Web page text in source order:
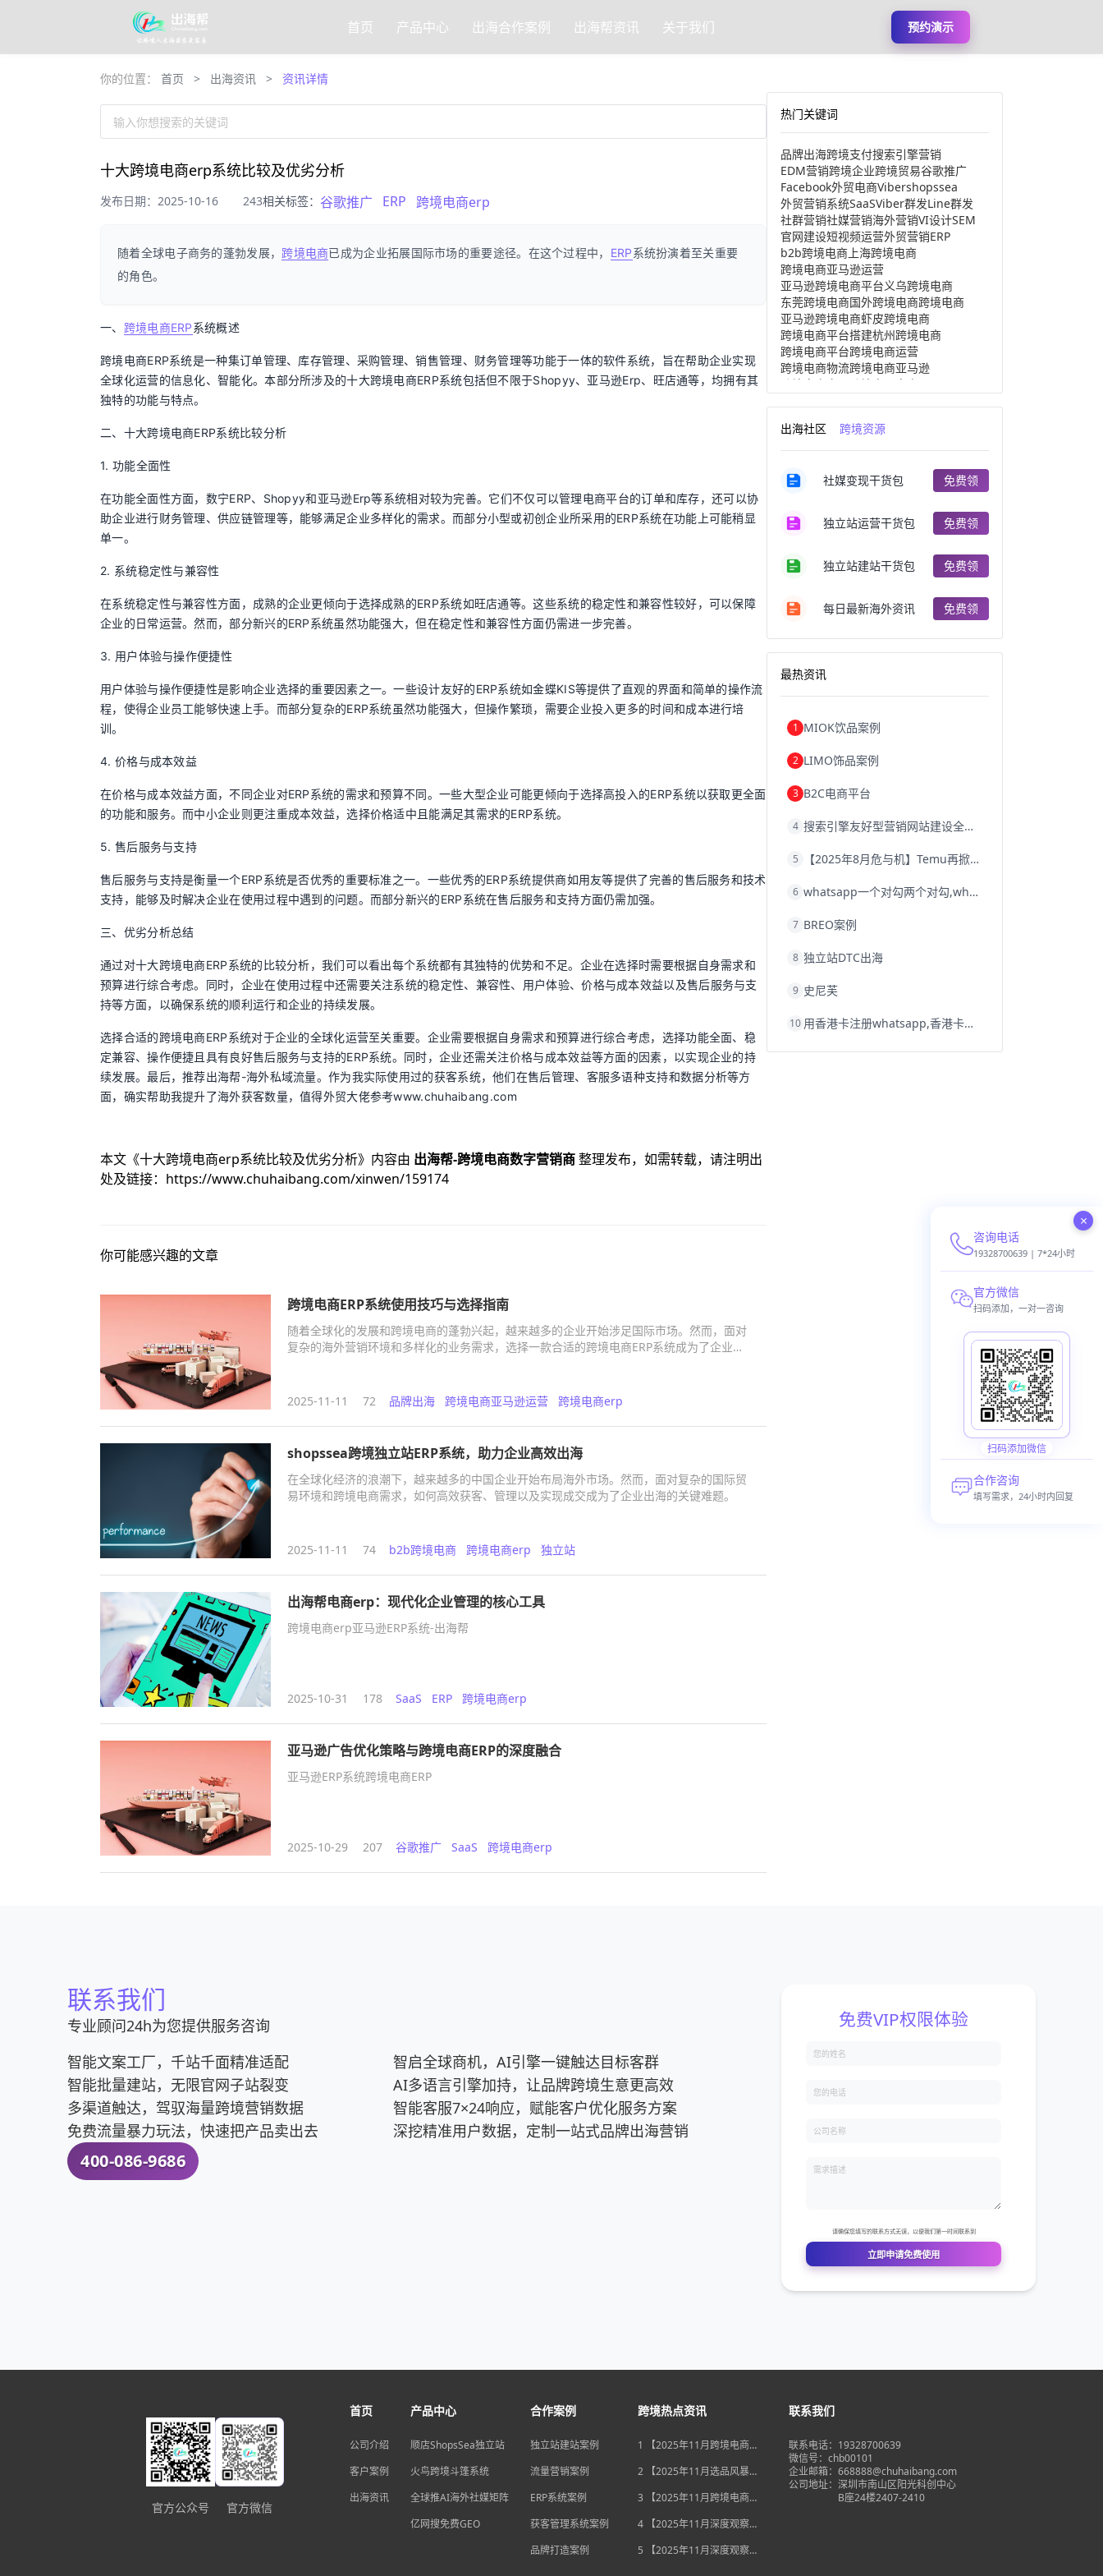
首页 产品中心 出海合作案例 出海帮资讯 关于我们 预约演示
你的位置： 首页 > 出海资讯 > 资讯详情
输入你想搜索的关键词
十大跨境电商erp系统比较及优劣分析
发布日期：2025-10-16 243相关标签： 谷歌推广 ERP 跨境电商erp
随着全球电子商务的蓬勃发展， 跨境电商已成为企业拓展国际市场的重要途径。在这个过程中， ERP系统扮演着至关重要
的角色。
一、 跨境电商ERP系统概述
跨境电商ERP系统是一种集订单管理、库存管理、采购管理、销售管理、财务管理等功能于一体的软件系统，旨在帮助企业实现
全球化运营的信息化、智能化。本部分所涉及的十大跨境电商ERP系统包括但不限于Shopyy、亚马逊Erp、旺店通等，均拥有其
独特的功能与特点。
二、十大跨境电商ERP系统比较分析
1. 功能全面性
在功能全面性方面，数宁ERP、Shopyy和亚马逊Erp等系统相对较为完善。它们不仅可以管理电商平台的订单和库存，还可以协
助企业进行财务管理、供应链管理等，能够满足企业多样化的需求。而部分小型或初创企业所采用的ERP系统在功能上可能稍显
单一。
2. 系统稳定性与兼容性
在系统稳定性与兼容性方面，成熟的企业更倾向于选择成熟的ERP系统如旺店通等。这些系统的稳定性和兼容性较好，可以保障
企业的日常运营。然而，部分新兴的ERP系统虽然功能强大，但在稳定性和兼容性方面仍需进一步完善。
3. 用户体验与操作便捷性
用户体验与操作便捷性是影响企业选择的重要因素之一。一些设计友好的ERP系统如金蝶KIS等提供了直观的界面和简单的操作流
程，使得企业员工能够快速上手。而部分复杂的ERP系统虽然功能强大，但操作繁琐，需要企业投入更多的时间和成本进行培
训。
4. 价格与成本效益
在价格与成本效益方面，不同企业对ERP系统的需求和预算不同。一些大型企业可能更倾向于选择高投入的ERP系统以获取更全面
的功能和服务。而中小企业则更注重成本效益，选择价格适中且能满足其需求的ERP系统。
5. 售后服务与支持
售后服务与支持是衡量一个ERP系统是否优秀的重要标准之一。一些优秀的ERP系统提供商如用友等提供了完善的售后服务和技术
支持，能够及时解决企业在使用过程中遇到的问题。而部分新兴的ERP系统在售后服务和支持方面仍需加强。
三、优劣分析总结
通过对十大跨境电商ERP系统的比较分析，我们可以看出每个系统都有其独特的优势和不足。企业在选择时需要根据自身需求和
预算进行综合考虑。同时，企业在使用过程中还需要关注系统的稳定性、兼容性、用户体验、价格与成本效益以及售后服务与支
持等方面，以确保系统的顺利运行和企业的持续发展。
选择合适的跨境电商ERP系统对于企业的全球化运营至关重要。企业需要根据自身需求和预算进行综合考虑，选择功能全面、稳
定兼容、操作便捷且具有良好售后服务与支持的ERP系统。同时，企业还需关注价格与成本效益等方面的因素，以实现企业的持
续发展。最后，推荐出海帮-海外私域流量。作为我实际使用过的获客系统，他们在售后管理、客服多语种支持和数据分析等方
面，确实帮助我提升了海外获客数量，值得外贸大佬参考www.chuhaibang.com
本文《十大跨境电商erp系统比较及优劣分析》内容由 出海帮-跨境电商数字营销商整理发布，如需转载，请注明出
处及链接： https://www.chuhaibang.com/xinwen/159174
你可能感兴趣的文章
跨境电商ERP系统使用技巧与选择指南
随着全球化的发展和跨境电商的蓬勃兴起，越来越多的企业开始涉足国际市场。然而，面对
复杂的海外营销环境和多样化的业务需求，选择一款合适的跨境电商ERP系统成为了企业成
2025-11-11 72 品牌出海 跨境电商亚马逊运营 跨境电商erp
shopssea跨境独立站ERP系统，助力企业高效出海
在全球化经济的浪潮下，越来越多的中国企业开始布局海外市场。然而，面对复杂的国际贸
易环境和跨境电商需求，如何高效获客、管理以及实现成交成为了企业出海的关键难题。
2025-11-11 74 b2b跨境电商 跨境电商erp 独立站
出海帮电商erp：现代化企业管理的核心工具
跨境电商erp亚马逊ERP系统-出海帮
2025-10-31 178 SaaS ERP 跨境电商erp
亚马逊广告优化策略与跨境电商ERP的深度融合
亚马逊ERP系统跨境电商ERP
2025-10-29 207 谷歌推广 SaaS 跨境电商erp
热门关键词
品牌出海跨境支付搜索引擎营销
EDM营销跨境企业跨境贸易谷歌推广
Facebook外贸电商Vibershopssea
外贸营销系统SaaSViber群发Line群发
社群营销社媒营销海外营销VI设计SEM
官网建设短视频运营外贸营销ERP
b2b跨境电商 上海跨境电商
跨境电商亚马逊运营
亚马逊跨境电商平台义乌跨境电商
东莞跨境电商国外跨境电商跨境电商
亚马逊跨境电商虾皮跨境电商
跨境电商平台搭建杭州跨境电商
跨境电商平台跨境电商运营
跨境电商物流跨境电商亚马逊
跨境电商产品
跨境出口电商
跨境电商分析进口跨境电商
跨境电商服务广州跨境电商
跨境电商注册跨境电商开店
跨境电商商品个人跨境电商
跨境电商案例国内跨境电商
郑州跨境电商跨境电商趋势
阿里跨境电商
跨境电商费用美国跨境电商
跨境电商教程
独立站跨境电商跨境电商独立站
跨境电商erp西安跨境电商
沈阳跨境电商跨境电商服务平台
跨境电商网店跨境电商物流模式
跨境电商结算浙江跨境电商
跨境电商优势跨境电商的优势seo运营
whatsapp群发
出海社区 跨境资源
社媒变现干货包 免费领
独立站运营干货包 免费领
独立站建站干货包 免费领
每日最新海外资讯 免费领
最热资讯
1 MIOK饮品案例
2 LIMO饰品案例
3 B2C电商平台
4 搜索引擎友好型营销网站建设全攻略
5 【2025年8月危与机】Temu再掀封店风暴，独立站才是跨境卖家的避险通道
6 whatsapp一个对勾两个对勾,whatsapp对勾代表什么意思
7 BREO案例
8 独立站DTC出海
9 史尼芙
10 用香港卡注册whatsapp,香港卡不能注册whatsapp
联系我们
专业顾问24h为您提供服务咨询
智能文案工厂，千站千面精准适配
智能批量建站，无限官网子站裂变
多渠道触达，驾驭海量跨境营销数据
免费流量暴力玩法，快速把产品卖出去
400-086-9686
智启全球商机，AI引擎一键触达目标客群
AI多语言引擎加持，让品牌跨境生意更高效
智能客服7×24响应，赋能客户优化服务方案
深挖精准用户数据，定制一站式品牌出海营销
官方公众号 官方微信
首页
公司介绍
客户案例
出海资讯
产品中心
顺店ShopsSea独立站
火鸟跨境斗篷系统
全球推AI海外社媒矩阵
亿网搜免费GEO
合作案例
独立站建站案例
流量营销案例
ERP系统案例
获客管理系统案例
品牌打造案例
跨境热点资讯
1 【2025年11月跨境电商大
独立站流量自主权如何突
2 【2025年11月选品风暴】
后，跨境电商如何抢占数字
3 【2025年11月跨境电商新
宽，独立站卖家如何借势突
4 【2025年11月深度观察】
后，跨境电商如何用“自主流
5 【2025年11月深度观察】
联系我们
联系电话：19328700639
微信号：chb00101
企业邮箱：668888@chuhaibang.com
公司地址： 深圳市南山区阳光科创中心
B座24楼2407-2410
×
咨询电话
19328700639 | 7*24小时
官方微信
扫码添加，一对一咨询
扫码添加微信
合作咨询
填写需求，24小时内回复